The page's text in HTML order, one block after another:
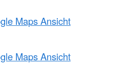
Maps Ansicht
Maps Ansicht